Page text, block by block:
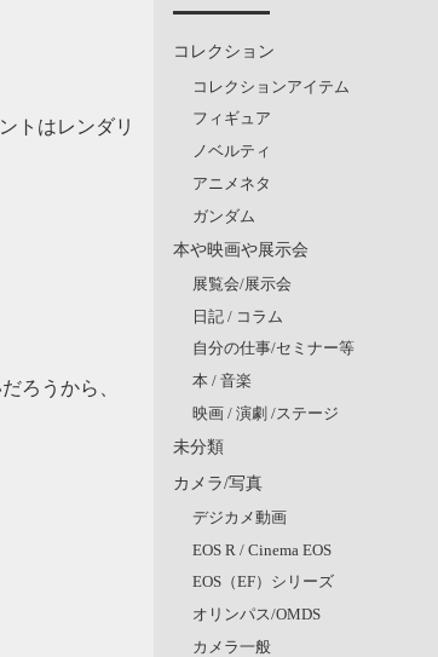
トはレンダリ
ろうから、
コレクション
コレクションアイテム
フィギュア
ノベルティ
アニメネタ
ガンダム
本や映画や展示会
展覧会/展示会
日記 / コラム
自分の仕事/セミナー等
本 / 音楽
映画 / 演劇 /ステージ
未分類
カメラ/写真
デジカメ動画
EOS R / Cinema EOS
EOS（EF）シリーズ
オリンパス/OMDS
カメラ一般